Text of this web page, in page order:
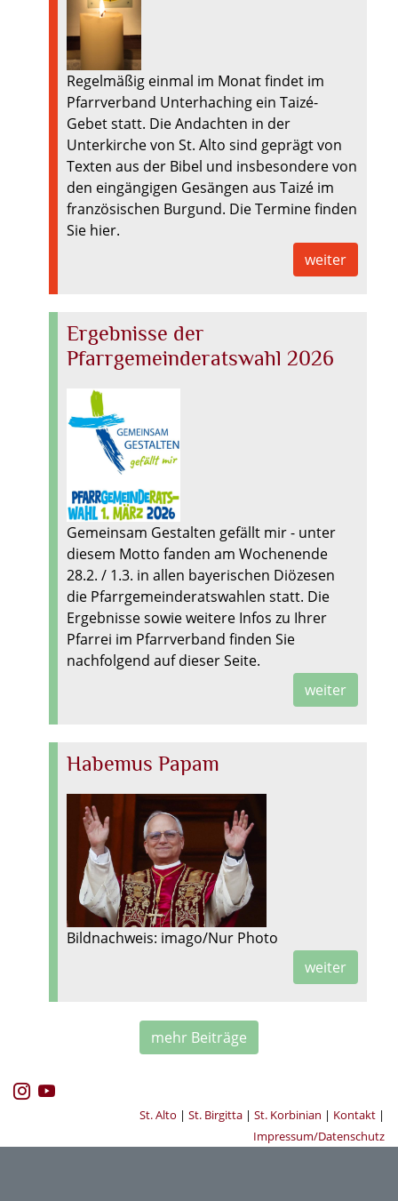
Regelmäßig einmal im Monat findet im
Pfarrverband Unterhaching ein Taizé-
Gebet statt. Die Andachten in der
Unterkirche von St. Alto sind geprägt von
Texten aus der Bibel und insbesondere von
den eingängigen Gesängen aus Taizé im
französischen Burgund. Die Termine finden
Sie hier.
weiter
Ergebnisse der
Pfarrgemeinderatswahl 2026
Gemeinsam Gestalten gefällt mir - unter
diesem Motto fanden am Wochenende
28.2. / 1.3. in allen bayerischen Diözesen
die Pfarrgemeinderatswahlen statt. Die
Ergebnisse sowie weitere Infos zu Ihrer
Pfarrei im Pfarrverband finden Sie
nachfolgend auf dieser Seite.
weiter
Habemus Papam
Bildnachweis: imago/Nur Photo
weiter
mehr Beiträge
St. Alto | St. Birgitta | St. Korbinian | Kontakt |
Impressum/Datenschutz